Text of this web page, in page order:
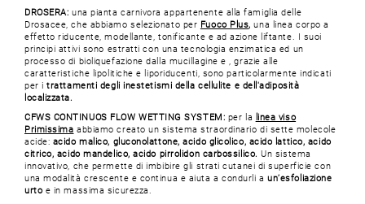
DROSERA: una pianta carnivora appartenente alla famiglia delle
Drosacee, che abbiamo selezionato per Fuoco Plus, una linea corpo a
effetto riducente, modellante, tonificante e ad azione liftante. I suoi
principi attivi sono estratti con una tecnologia enzimatica ed un
processo di bioliquefazione dalla mucillagine e , grazie alle
caratteristiche lipolitiche e liporiducenti, sono particolarmente indicati
per i trattamenti degli inestetismi della cellulite e dell'adiposità
localizzata.
CFWS CONTINUOS FLOW WETTING SYSTEM: per la linea viso
Primissima abbiamo creato un sistema straordinario di sette molecole
acide: acido malico, gluconolattone, acido glicolico, acido lattico, acido
citrico, acido mandelico, acido pirrolidon carbossilico. Un sistema
innovativo, che permette di imbibire gli strati cutanei di superficie con
una modalità crescente e continua e aiuta a condurli aun’esfoliazione
urto e in massima sicurezza.